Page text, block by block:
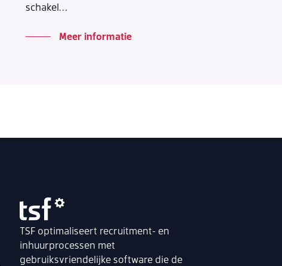
schakel…
Meer informatie
TSF optimaliseert recruitment- en
inhuurprocessen met
gebruiksvriendelijke software die de